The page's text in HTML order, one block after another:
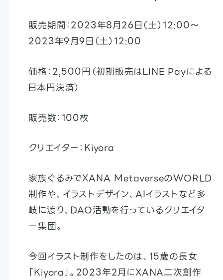
販売期間：2023年8月26日（土）12:00〜
2023年9月9日（土）12:00
価格：2,500円（初期販売はLINE Payによる
日本円決済）
販売数：100枚
クリエイター：Kiyora
家族ぐるみでXANA MetaverseのWORLD
制作や、イラストデザイン、AIイラストなど多
岐に渡り、DAO活動を行っているクリエイタ
ー集団。
今回イラスト制作をしたのは、15歳の長女
「Kiyora」。2023年2月にXANA二次創作